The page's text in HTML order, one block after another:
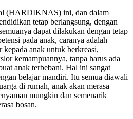
(HARDIKNAS) ini, dan dalam
tetap berlangsung, dengan
dapat dilakukan dengan tetap
pada anak, caranya adalah
kepada anak untuk berkreasi,
kemampuannya, tanpa harus ada
anak terbebani. Hal ini sangat
belajar mandiri. Itu semua diawali
di rumah, anak akan merasa
mungkin dan semenarik
bosan.